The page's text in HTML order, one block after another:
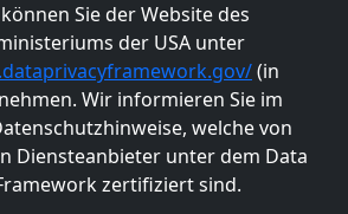
Sie der Website des
der USA unter
(in
Wir informieren Sie im
welche von
Diensteanbieter unter dem Data
zertifiziert sind.